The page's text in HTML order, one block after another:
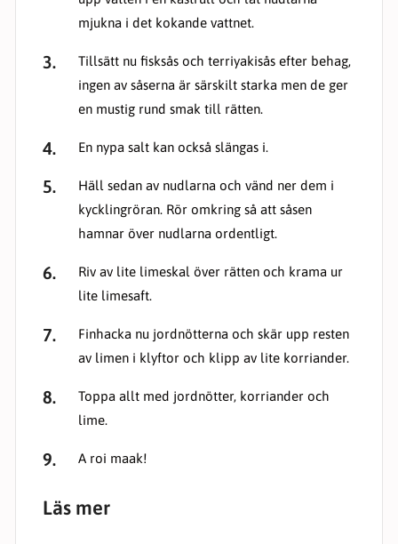
mjukna i det kokande vattnet.
Tillsätt nu fisksås och terriyakisås efter behag,
ingen av såserna är särskilt starka men de ger
en mustig rund smak till rätten.
En nypa salt kan också slängas i.
Häll sedan av nudlarna och vänd ner dem i
kycklingröran. Rör omkring så att såsen
hamnar över nudlarna ordentligt.
Riv av lite limeskal över rätten och krama ur
lite limesaft.
Finhacka nu jordnötterna och skär upp resten
av limen i klyftor och klipp av lite korriander.
Toppa allt med jordnötter, korriander och
lime.
A roi maak!
Läs mer